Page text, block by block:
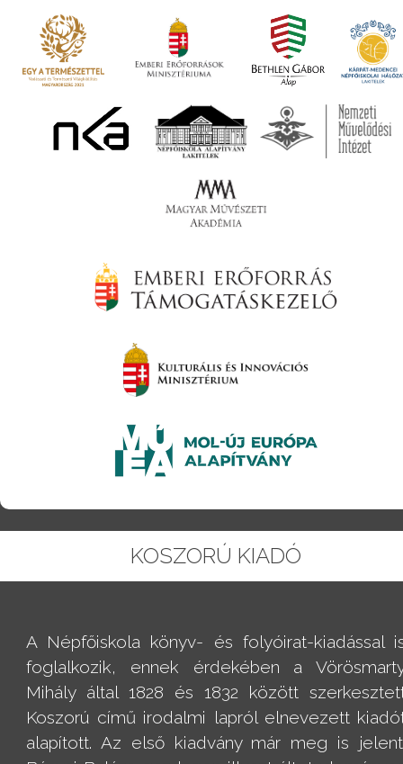
KOSZORÚ KIADÓ
A Népfőiskola könyv- és folyóirat-kiadással
foglalkozik, ennek érdekében a
Mihály által 1828 és 1832 között
Koszorú című irodalmi lapról elnevezett
alapított. Az első kiadvány már meg is